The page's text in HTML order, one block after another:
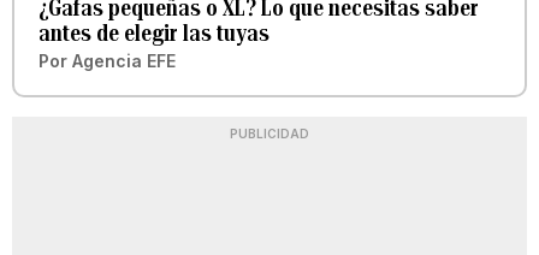
¿Gafas pequeñas o XL? Lo que necesitas saber
antes de elegir las tuyas
Por Agencia EFE
PUBLICIDAD